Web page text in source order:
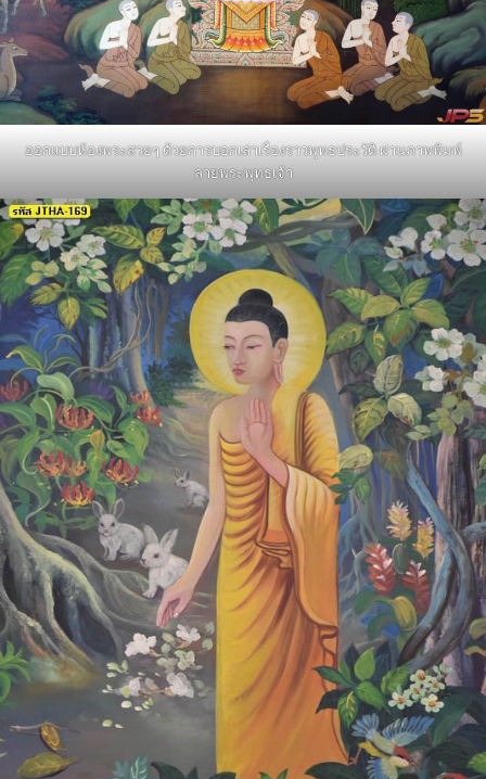
ออกแบบห้องพระสวยๆ ด้วยการบอกเล่าเรื่องราวพุทธประวัติ ผ่านภาพพิมพ์
ลายพระพุทธเจ้า